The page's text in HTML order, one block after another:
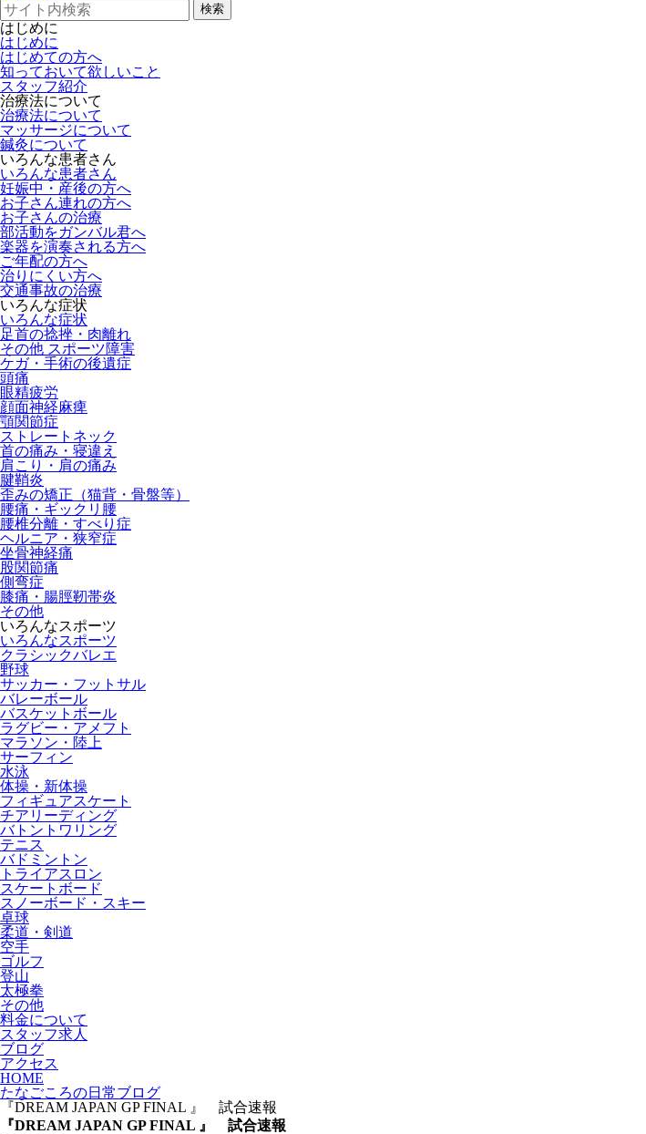
検索
はじめに
はじめに
はじめての方へ
知っておいて欲しいこと
スタッフ紹介
治療法について
治療法について
マッサージについて
鍼灸について
いろんな患者さん
いろんな患者さん
妊娠中・産後の方へ
お子さん連れの方へ
お子さんの治療
部活動をガンバル君へ
楽器を演奏される方へ
ご年配の方へ
治りにくい方へ
交通事故の治療
いろんな症状
いろんな症状
足首の捻挫・肉離れ
その他 スポーツ障害
ケガ・手術の後遺症
頭痛
眼精疲労
顔面神経麻痺
顎関節症
ストレートネック
首の痛み・寝違え
肩こり・肩の痛み
腱鞘炎
歪みの矯正（猫背・骨盤等）
腰痛・ギックリ腰
腰椎分離・すべり症
ヘルニア・狭窄症
坐骨神経痛
股関節痛
側弯症
膝痛・腸脛靭帯炎
その他
いろんなスポーツ
いろんなスポーツ
クラシックバレエ
野球
サッカー・フットサル
バレーボール
バスケットボール
ラグビー・アメフト
マラソン・陸上
サーフィン
水泳
体操・新体操
フィギュアスケート
チアリーディング
バトントワリング
テニス
バドミントン
トライアスロン
スケートボード
スノーボード・スキー
卓球
柔道・剣道
空手
ゴルフ
登山
太極拳
その他
料金について
スタッフ求人
ブログ
アクセス
HOME
たなごころの日常ブログ
『DREAM JAPAN GP FINAL 』 試合速報
『DREAM JAPAN GP FINAL 』 試合速報